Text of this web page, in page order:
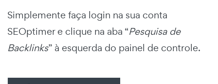
Simplemente faça login na sua conta
SEOptimer e clique na aba “Pesquisa de
Backlinks” à esquerda do painel de controle.